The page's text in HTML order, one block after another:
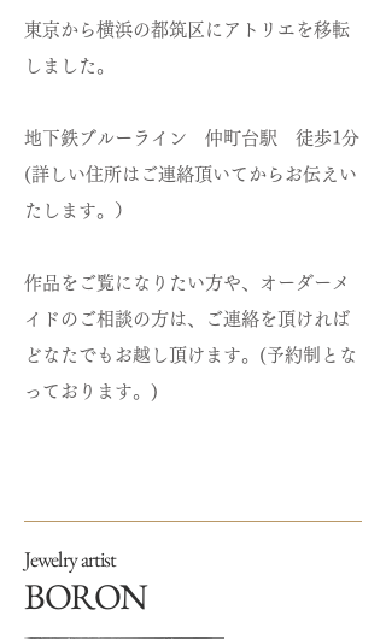
​東京から横浜の都筑区にアトリエを移転
しました。
地下鉄ブルーライン 仲町台駅 徒歩1分
(詳しい住所はご連絡頂いてからお伝えい
たします。）
作品をご覧になりたい方や、オーダーメ
イドのご相談の方は、ご連絡を頂ければ
どなたでもお越し頂けます。(予約制とな
っております。)
​Jewelry artist
BORON